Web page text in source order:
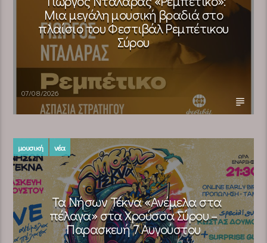
Μια μεγάλη μουσική βραδιά στο
πλαίσιο του Φεστιβάλ Ρεμπέτικου
Σύρου
07/08/2026
μουσική νέα
Τα Νήσων Τέκνα «Ανέμελα στα
πέλαγα» στα Χρούσσα Σύρου –
Παρασκευή 7 Αυγούστου